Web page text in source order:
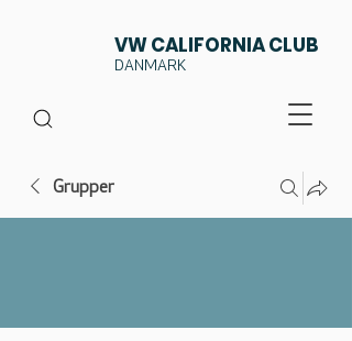
VW CALIFORNIA CLUB
DANMARK
Grupper